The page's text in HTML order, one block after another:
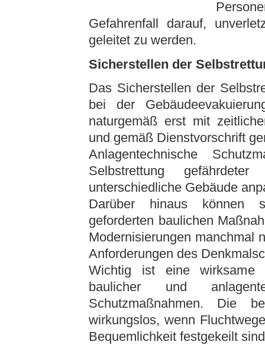
Gefahrenfall darauf,
geleitet zu werden.
Sicherstellen der
Das Sicherstellen der
bei der
naturgemäß erst mit
und gemäß Dienstvorschrift
Anlagentechnische
Selbstrettung
unterschiedliche Gebäude
Darüber hinaus können
geforderten baulichen
Modernisierungen manchmal
Anforderungen des
Wichtig ist eine wirksame
baulicher und
Schutzmaßnahmen. Die
wirkungslos, wenn
Bequemlichkeit festgekeilt